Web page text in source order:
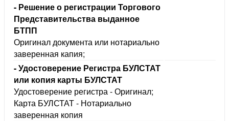
- Решение о регистрации Торгового
Представительства выданное
БТПП
Оригинал документа или нотариально
заверенная капия;
- Удостоверение Регистра БУЛСТАТ
или копия карты БУЛСТАТ
Удостоверение регистра - Оригинал;
Карта БУЛСТАТ - Нотариально
заверенная копия